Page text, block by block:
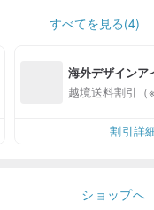
すべてを見る(4)
海外デザインア
入
越境送料割引（
割引詳
ショップへ